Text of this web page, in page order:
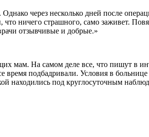
через несколько дней после
ничего страшного, само заживет.
отзывчивые и добрые.»
мам. На самом деле все, что пишут в
время подбадривали. Условия в
находились под круглосуточным